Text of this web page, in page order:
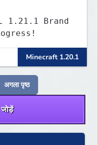
Brand
Minecraft 1.20.1
अगला पृष्ठ